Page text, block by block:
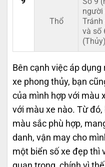
Thổ
người
Tránh
và số
Bên cạnh việc áp
xe phong thủy, bạn
của mình hợp với màu
với màu xe nào. Từ
màu sắc phù hợp,
danh, vận may cho
một biển số xe đẹp thì